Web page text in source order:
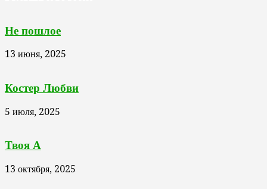
Не пошлое
13 июня, 2025
Костер Любви
5 июля, 2025
Твоя А
13 октября, 2025